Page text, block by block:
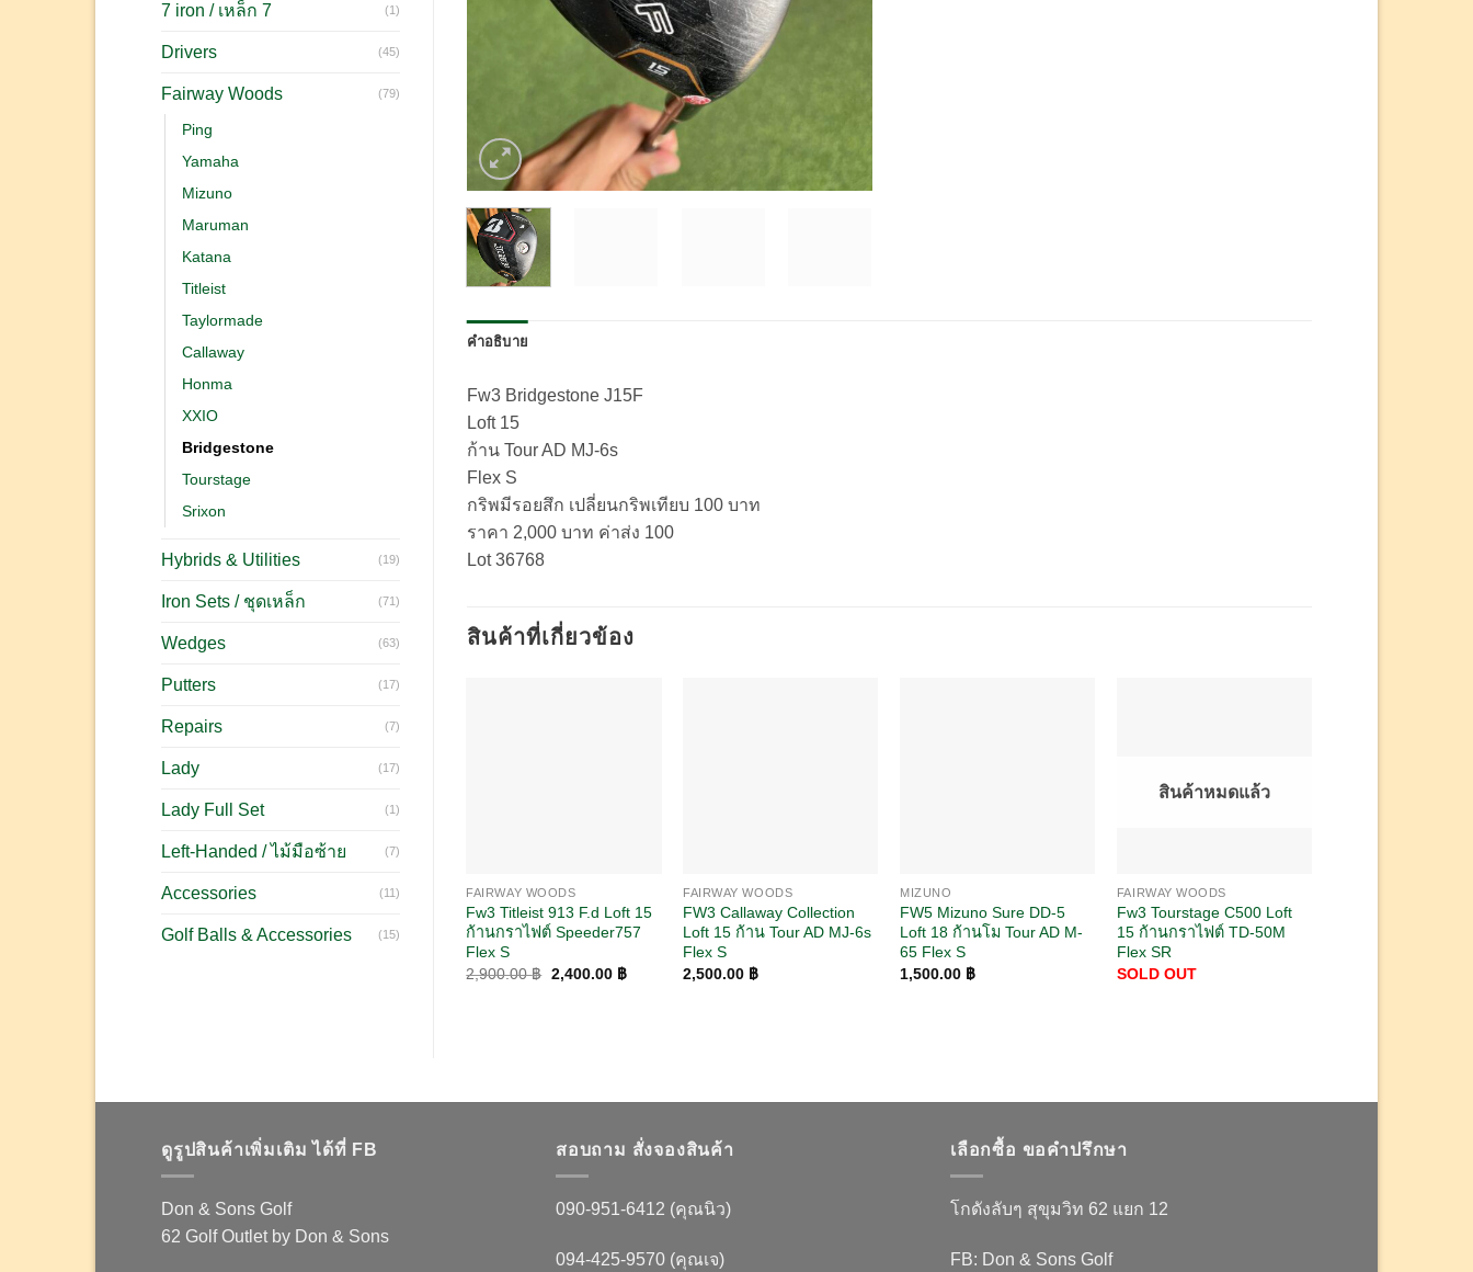
7 iron / เหล็ก 7 (1)
Drivers (45)
Fairway Woods (79)
Ping
Yamaha
Mizuno
Maruman
Katana
Titleist
Taylormade
Callaway
Honma
XXIO
Bridgestone
Tourstage
Srixon
Hybrids & Utilities (19)
Iron Sets / ชุดเหล็ก (71)
Wedges (63)
Putters (17)
Repairs (7)
Lady (17)
Lady Full Set (1)
Left-Handed / ไม้มือซ้าย (7)
Accessories (11)
Golf Balls & Accessories (15)
คำอธิบาย
Fw3 Bridgestone J15F
Loft 15
ก้าน Tour AD MJ-6s
Flex S
กริพมีรอยสึก เปลี่ยนกริพเทียบ 100 บาท
ราคา 2,000 บาท ค่าส่ง 100
Lot 36768
สินค้าที่เกี่ยวข้อง
FAIRWAY WOODS
Fw3 Titleist 913 F.d Loft 15
ก้านกราไฟต์ Speeder757
Flex S
2,900.00฿ Original
2,400.00 ฿Current
FAIRWAY WOODS
FW3 Callaway Collection
Loft 15 ก้าน Tour AD MJ-6s
Flex S
2,500.00 ฿
MIZUNO
FW5 Mizuno Sure DD-5
Loft 18 ก้านโม Tour AD M-
65 Flex S
1,500.00 ฿
สินค้าหมดแล้ว
FAIRWAY WOODS
Fw3 Tourstage C500 Loft
15 ก้านกราไฟต์ TD-50M
Flex SR
SOLD OUT
ดูรูปสินค้าเพิ่มเติม ได้ที่ FB
Don & Sons Golf
62 Golf Outlet by Don & Sons
สอบถาม สั่งจองสินค้า
090-951-6412 (คุณนิว)
094-425-9570 (คุณเจ)
เลือกซื้อ ขอคำปรึกษา
โกดังลับๆ สุขุมวิท 62 แยก 12
FB: Don & Sons Golf